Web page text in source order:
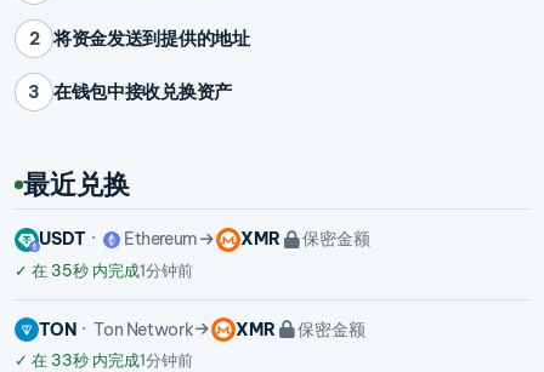
2 将资金发送到提供的地址
3 在钱包中接收兑换资产
最近兑换
USDT Ethereum XMR 保密金额
✓ 在 35秒 内完成1分钟前
TON Ton Network XMR 保密金额
✓ 在 33秒 内完成1分钟前